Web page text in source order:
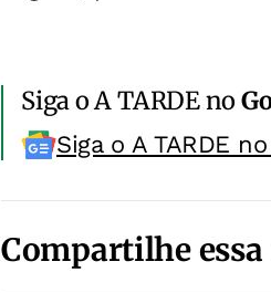
Siga o A TARDE no
Siga o A TARDE
Compartilhe